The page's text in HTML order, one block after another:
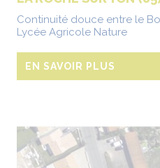
Continuité douce entre le
Lycée Agricole Nature
EN SAVOIR PLUS